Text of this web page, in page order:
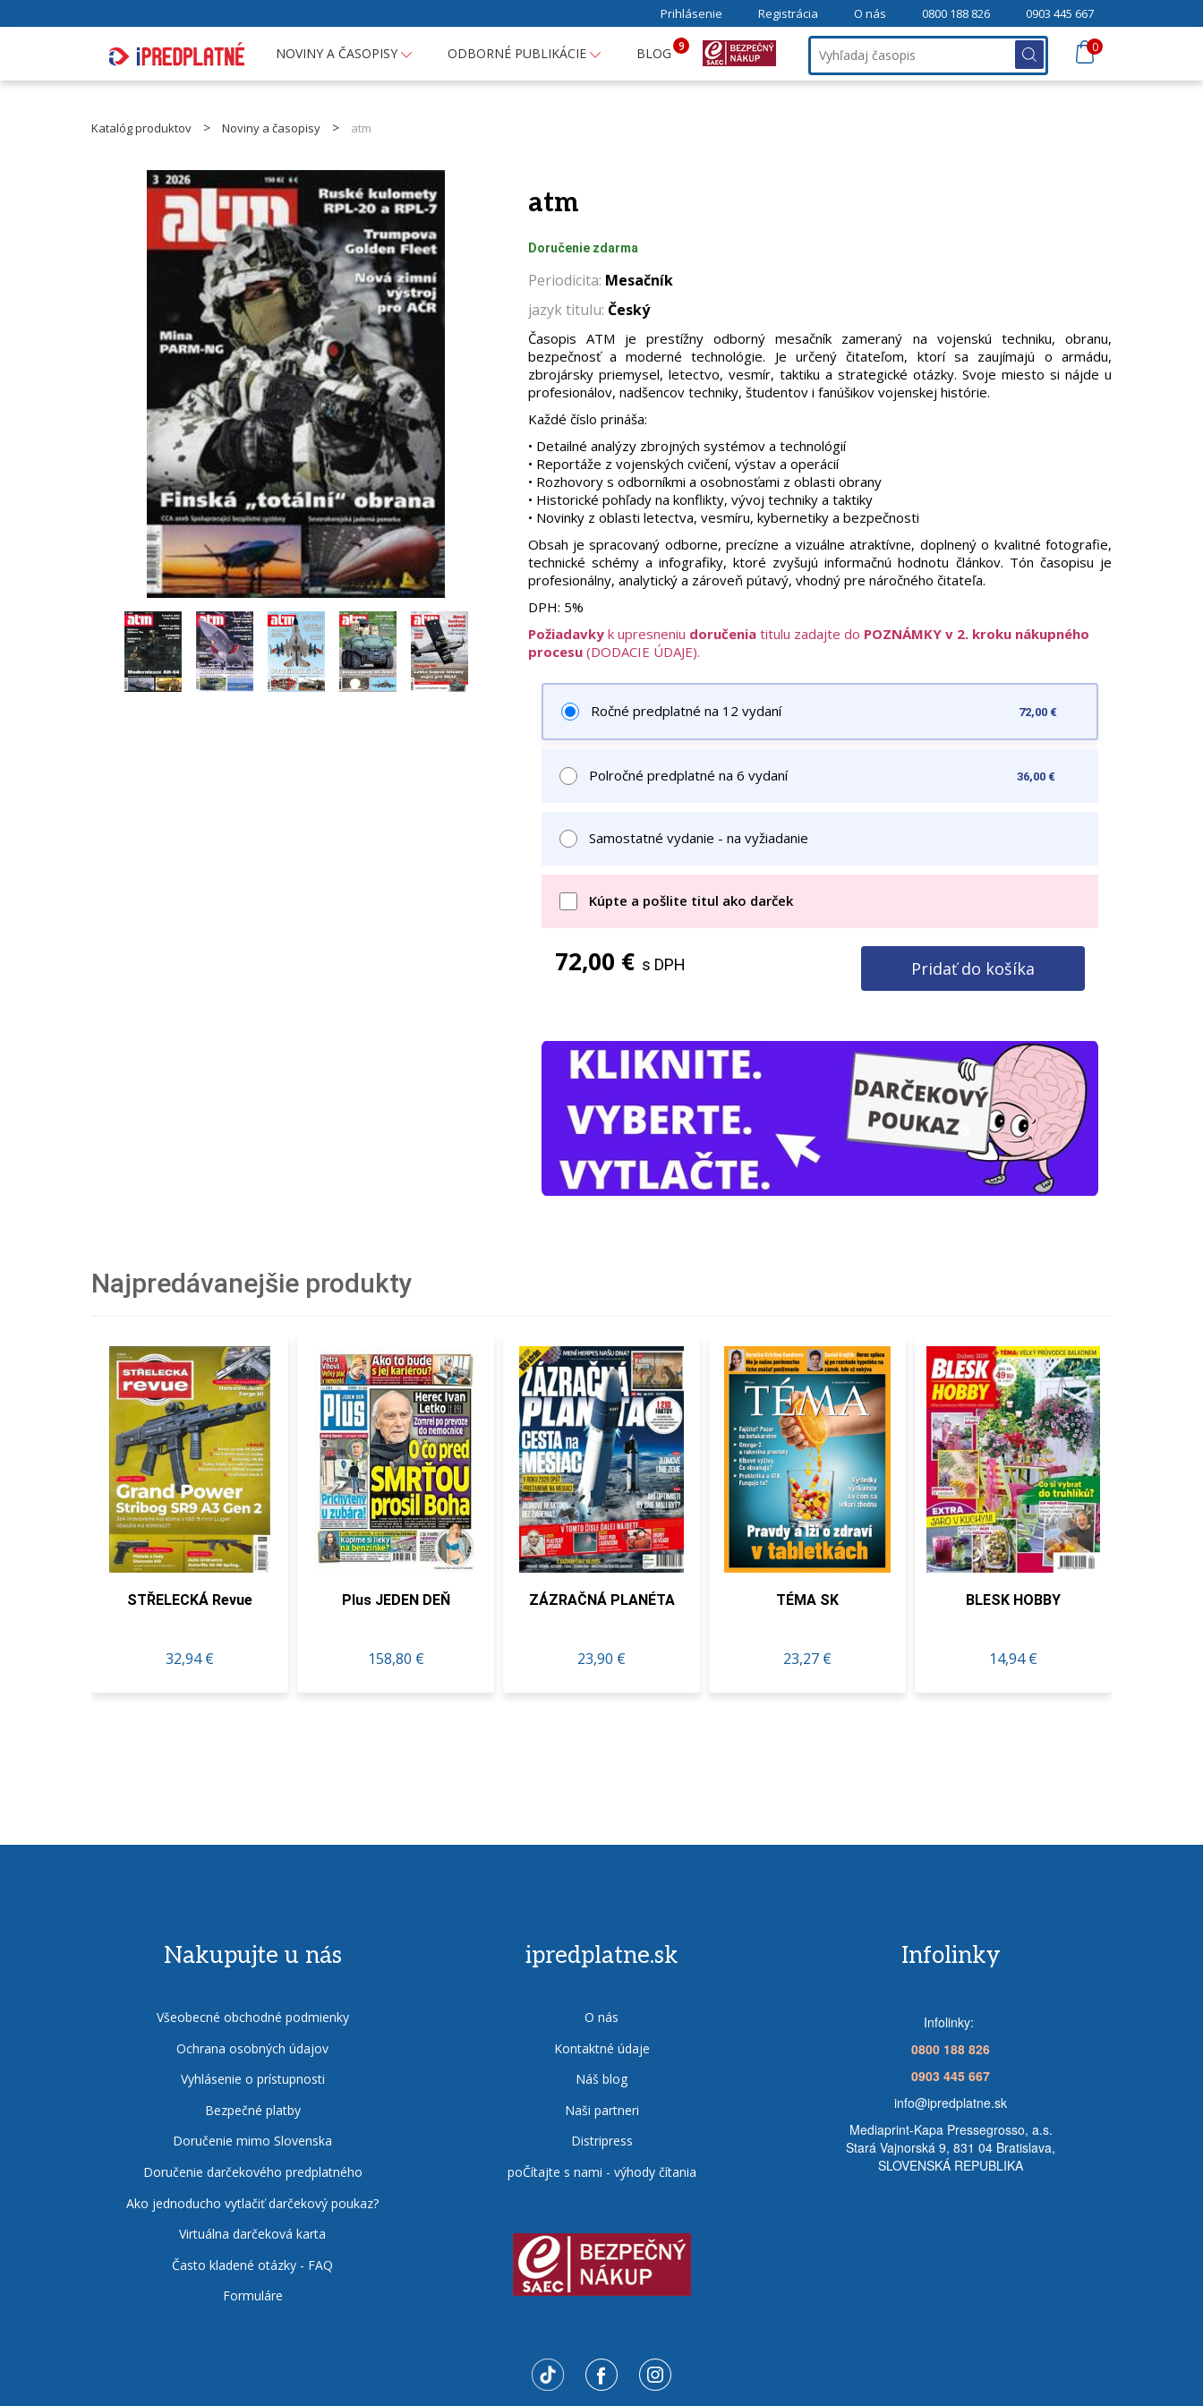
Prihlásenie Registrácia O nás 0800 188 826 0903 445 667
NOVINY A ČASOPISY ODBORNÉ PUBLIKÁCIE BLOG 9 0
Katalóg produktov Noviny a časopisy atm
atm
Doručenie zdarma
Periodicita: Mesačník
jazyk titulu: Český
Časopis ATM je prestížny odborný mesačník zameraný na vojenskú techniku, obranu,
bezpečnosť a moderné technológie. Je určený čitateľom, ktorí sa zaujímajú o armádu,
zbrojársky priemysel, letectvo, vesmír, taktiku a strategické otázky. Svoje miesto si nájde u
profesionálov, nadšencov techniky, študentov i fanúšikov vojenskej histórie.
Každé číslo prináša:
• Detailné analýzy zbrojných systémov a technológií
• Reportáže z vojenských cvičení, výstav a operácií
• Rozhovory s odborníkmi a osobnosťami z oblasti obrany
• Historické pohľady na konflikty, vývoj techniky a taktiky
• Novinky z oblasti letectva, vesmíru, kybernetiky a bezpečnosti
Obsah je spracovaný odborne, precízne a vizuálne atraktívne, doplnený o kvalitné fotografie,
technické schémy a infografiky, ktoré zvyšujú informačnú hodnotu článkov. Tón časopisu je
profesionálny, analytický a zároveň pútavý, vhodný pre náročného čitateľa.
DPH: 5%
Požiadavkyk upresneniu doručeniatitulu zadajte do POZNÁMKY v 2. kroku nákupného
procesu(DODACIE ÚDAJE).
Ročné predplatné na 12 vydaní 72,00 €
Polročné predplatné na 6 vydaní 36,00 €
Samostatné vydanie - na vyžiadanie
Kúpte a pošlite titul ako darček
72,00 € s DPH Pridať do košíka
Najpredávanejšie produkty
STŘELECKÁ Revue Plus JEDEN DEŇ ZÁZRAČNÁ PLANÉTA BLESK HOBBY Spongebob KOMIKS
Nakupujte u nás
Všeobecné obchodné podmienky
Ochrana osobných údajov
Vyhlásenie o prístupnosti
Bezpečné platby
Doručenie mimo Slovenska
Doručenie darčekového predplatného
Ako jednoducho vytlačiť darčekový poukaz?
Virtuálna darčeková karta
Často kladené otázky - FAQ
Formuláre
ipredplatne.sk
O nás
Kontaktné údaje
Náš blog
Naši partneri
Distripress
poČítajte s nami - výhody čítania
Infolinky
Infolinky:
0800 188 826
0903 445 667
info@ipredplatne.sk
Mediaprint-Kapa Pressegrosso, a.s.
Stará Vajnorská 9, 831 04 Bratislava,
SLOVENSKÁ REPUBLIKA